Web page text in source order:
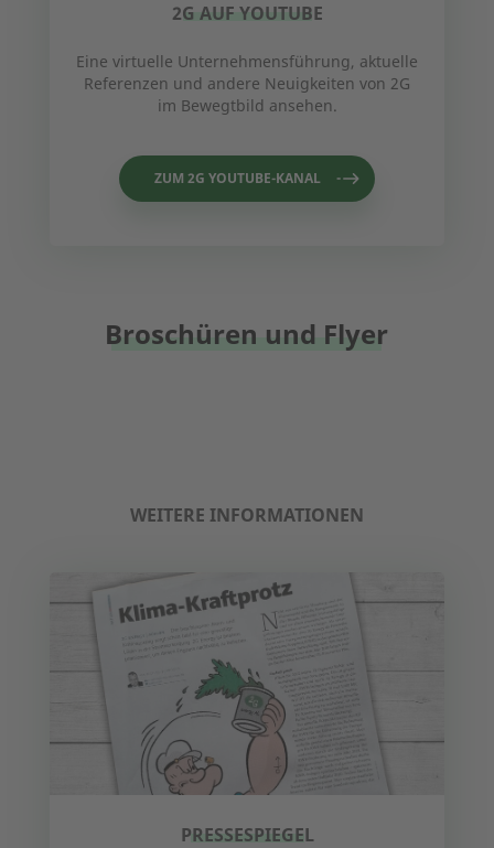
2G AUF YOUTUBE
Eine virtuelle Unternehmensführung, aktuelle
Referenzen und andere Neuigkeiten von 2G
im Bewegtbild ansehen.
ZUM 2G YOUTUBE-KANAL
Broschüren und Flyer
WEITERE INFORMATIONEN
PRESSESPIEGEL